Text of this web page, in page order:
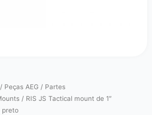
/ Peças AEG / Partes
/ RIS JS Tactical mount de 1″
preto